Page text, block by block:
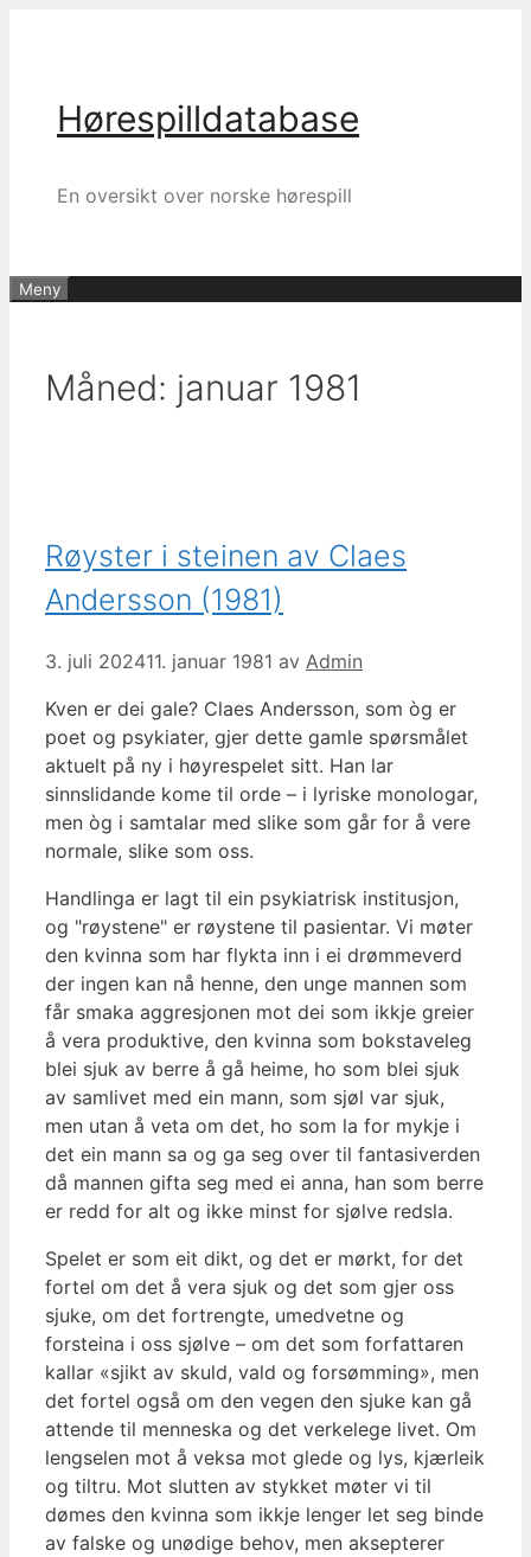
Hørespilldatabase
En oversikt over norske hørespill
Meny
Måned: januar 1981
Røyster i steinen av Claes
Andersson (1981)
3. juli 202411. januar 1981 av Admin
Kven er dei gale? Claes Andersson, som òg er
poet og psykiater, gjer dette gamle spørsmålet
aktuelt på ny i høyrespelet sitt. Han lar
sinnslidande kome til orde – i lyriske monologar,
men òg i samtalar med slike som går for å vere
normale, slike som oss.
Handlinga er lagt til ein psykiatrisk institusjon,
og "røystene" er røystene til pasientar. Vi møter
den kvinna som har flykta inn i ei drømmeverd
der ingen kan nå henne, den unge mannen som
får smaka aggresjonen mot dei som ikkje greier
å vera produktive, den kvinna som bokstaveleg
blei sjuk av berre å gå heime, ho som blei sjuk
av samlivet med ein mann, som sjøl var sjuk,
men utan å veta om det, ho som la for mykje i
det ein mann sa og ga seg over til fantasiverden
då mannen gifta seg med ei anna, han som berre
er redd for alt og ikke minst for sjølve redsla.
Spelet er som eit dikt, og det er mørkt, for det
fortel om det å vera sjuk og det som gjer oss
sjuke, om det fortrengte, umedvetne og
forsteina i oss sjølve – om det som forfattaren
kallar «sjikt av skuld, vald og forsømming», men
det fortel også om den vegen den sjuke kan gå
attende til menneska og det verkelege livet. Om
lengselen mot å veksa mot glede og lys, kjærleik
og tiltru. Mot slutten av stykket møter vi til
dømes den kvinna som ikkje lenger let seg binde
av falske og unødige behov, men aksepterer